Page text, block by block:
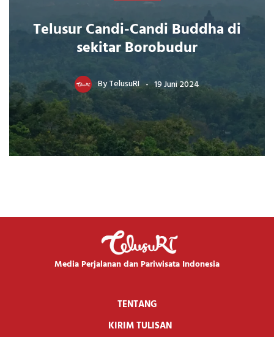
Telusur Candi-Candi Buddha di
sekitar Borobudur
ByTelusuRI 19 Juni 2024
Media Perjalanan dan Pariwisata Indonesia
TENTANG
KIRIM TULISAN